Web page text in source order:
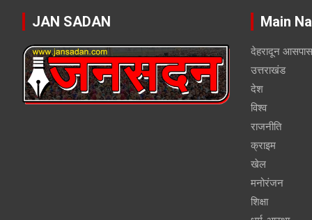
JAN SADAN Main
देहरादून आसपास
उत्तराखंड
देश
विश्व
राजनीति
क्राइम
खेल
मनोरंजन
शिक्षा